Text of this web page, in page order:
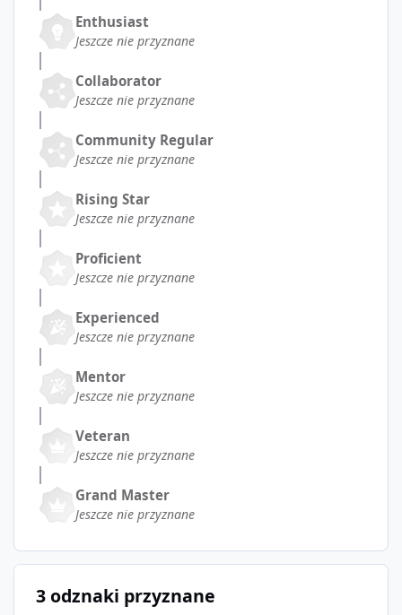
Enthusiast
Jeszcze nie przyznane
Collaborator
Jeszcze nie przyznane
Community Regular
Jeszcze nie przyznane
Rising Star
Jeszcze nie przyznane
Proficient
Jeszcze nie przyznane
Experienced
Jeszcze nie przyznane
Mentor
Jeszcze nie przyznane
Veteran
Jeszcze nie przyznane
Grand Master
Jeszcze nie przyznane
3 odznaki przyznane